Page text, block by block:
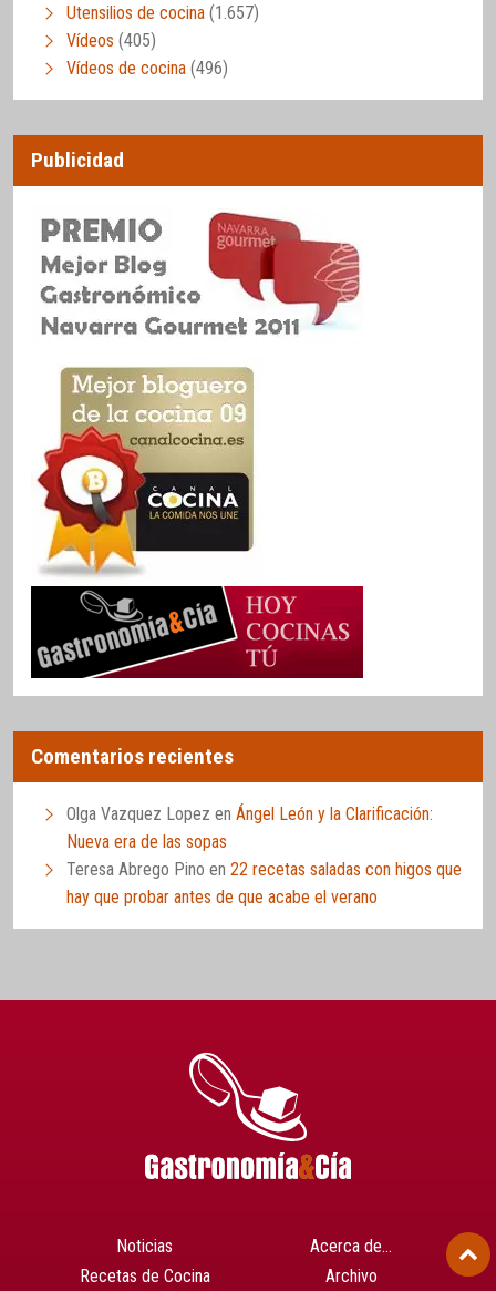
Utensilios de cocina (1.657)
Vídeos (405)
Vídeos de cocina (496)
Publicidad
Comentarios recientes
Olga Vazquez Lopez en Ángel León y la Clarificación:
Nueva era de las sopas
Teresa Abrego Pino en 22 recetas saladas con higos que
hay que probar antes de que acabe el verano
Noticias
Recetas de Cocina
Acerca de…
Archivo